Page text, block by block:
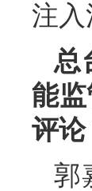
注入
总
能
评论
郭